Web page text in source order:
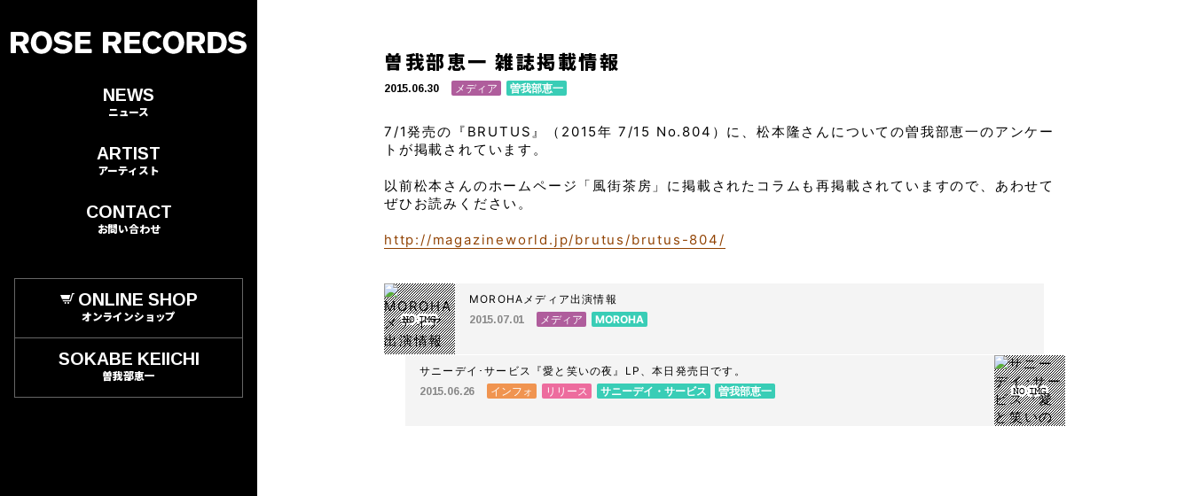
NEWS
ニュース
ARTIST
アーティスト
CONTACT
お問い合わせ
ONLINE SHOP
オンラインショップ
SOKABE KEIICHI
曽我部恵一
曽我部恵一 雑誌掲載情報
2015.06.30 メディア 曽我部恵一
7/1発売の『BRUTUS』（2015年 7/15 No.804）に、松本隆さんについての曽我部恵一のアンケー
トが掲載されています。
以前松本さんのホームページ「風街茶房」に掲載されたコラムも再掲載されていますので、あわせて
ぜひお読みください。
http://magazineworld.jp/brutus/brutus-804/
MOROHAメディア出演情報
2015.07.01 メディア MOROHA
サニーデイ･サービス『愛と笑いの夜』LP、本日発売日です。
2015.06.26 インフォ リリース サニーデイ・サービス 曽我部恵一